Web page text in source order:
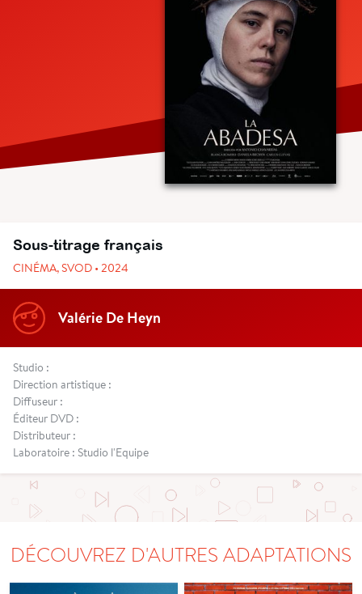
Sous-titrage français
CINÉMA, SVOD • 2024
Valérie De Heyn
Studio :
Direction artistique :
Diffuseur :
Éditeur DVD :
Distributeur :
Laboratoire : Studio l'Equipe
DÉCOUVREZ D'AUTRES ADAPTATIONS